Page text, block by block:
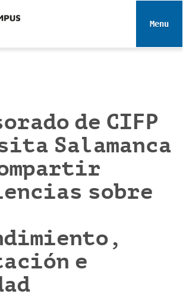
Toggle
de CIFP
Salamanca
sobre
e